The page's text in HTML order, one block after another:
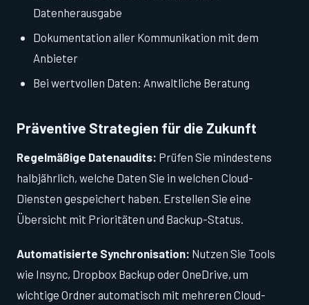
Datenherausgabe
Dokumentation aller Kommunikation mit dem
Anbieter
Bei wertvollen Daten: Anwaltliche Beratung
Präventive Strategien für die Zukunft
Regelmäßige Datenaudits: Prüfen Sie mindestens
halbjährlich, welche Daten Sie in welchen Cloud-
Diensten gespeichert haben. Erstellen Sie eine
Übersicht mit Prioritäten und Backup-Status.
Automatisierte Synchronisation: Nutzen Sie Tools
wie Insync, Dropbox Backup oder OneDrive, um
wichtige Ordner automatisch mit mehreren Cloud-